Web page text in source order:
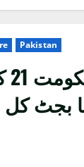
Pakistan
بجٹ